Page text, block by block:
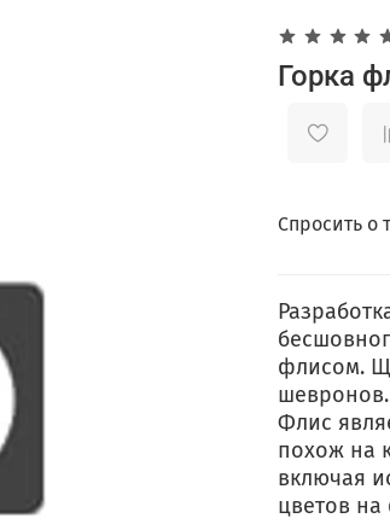
Горка
Спросить о
флисом.
шевронов.
Флис
похож на
включая
цветов